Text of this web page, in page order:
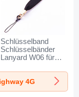
Schlüsselband
Schlüsselbänder
Lanyard W06 für
Schwarz
4G